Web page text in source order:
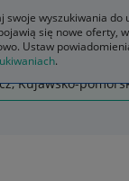
numery na
Kujawsko-
swoje wyszukiwania do
się nowe oferty,
Ustaw
.